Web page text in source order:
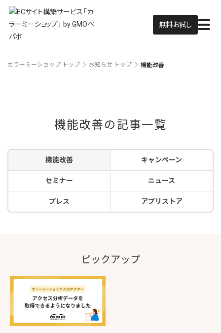
無料お試し
カラーミーショップ トップ お知らせ トップ 機能改善
機能改善の記事一覧
機能改善 キャンペーン
セミナー ニュース
プレス アプリストア
ピックアップ